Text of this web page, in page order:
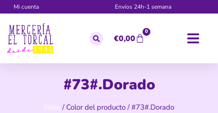
Mi cuenta Envíos 24h-1 semana
€0,00
0
#73#.Dorado
Inicio / Color del producto / #73#.Dorado